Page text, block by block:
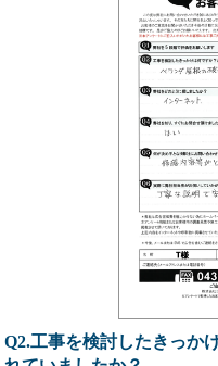
Q2.工事を検討したきっか